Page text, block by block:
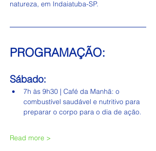
natureza, em Indaiatuba-SP.
PROGRAMAÇÃO:
Sábado:
7h às 9h30 | Café da Manhã: o
combustível saudável e nutritivo para
preparar o corpo para o dia de ação.
Read more >